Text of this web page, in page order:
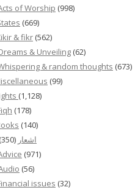
of Worship (998)
(669)
& fikr (562)
& Unveiling (62)
& random thoughts (673)
(99)
(1,128)
(178)
(140)
M. اشعار (350)
(971)
(56)
issues (32)